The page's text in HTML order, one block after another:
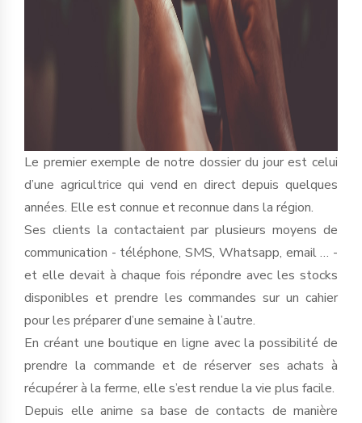
Le premier exemple de notre dossier du jour est celui
d’une agricultrice qui vend en direct depuis quelques
années. Elle est connue et reconnue dans la région.
Ses clients la contactaient par plusieurs moyens de
communication - téléphone, SMS, Whatsapp, email … -
et elle devait à chaque fois répondre avec les stocks
disponibles et prendre les commandes sur un cahier
pour les préparer d’une semaine à l’autre.
En créant une boutique en ligne avec la possibilité de
prendre la commande et de réserver ses achats à
récupérer à la ferme, elle s’est rendue la vie plus facile.
Depuis elle anime sa base de contacts de manière